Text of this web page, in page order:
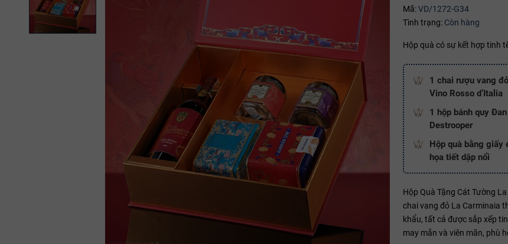
Mã:VD/1272-G34
Tình trạng: Còn hàng
Hộp quà có sự kết hợp tinh
1 chai rượu vang
Vino Rosso d’Italia
1 hộp bánh quy
Destrooper
Hộp quà bằng giấy
họa tiết dập nổi
Hộp Quà Tặng Cát Tường
chai vang đỏ La Carminaia
khẩu, tất cả được sắp xếp
may mắn và viên mãn, phù
Mã giảm giá:
Ngày hết hạn:
Điều kiện:
Copy mã và nhập mã ở trang THANH TOÁNbạn nhé!